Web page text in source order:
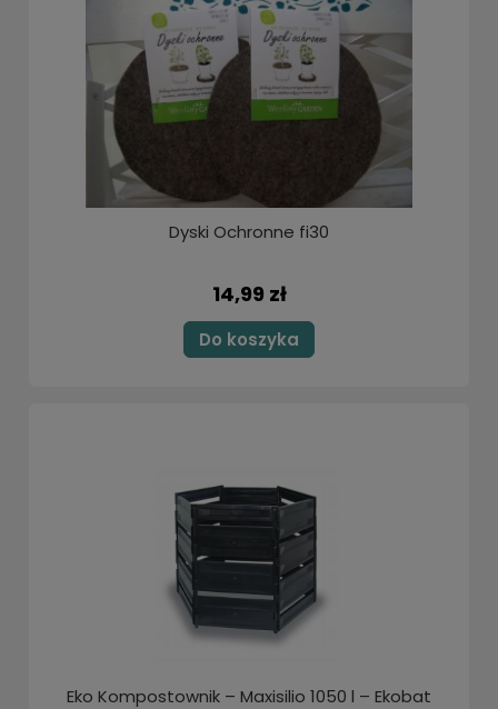
Dyski Ochronne fi30
14,99 zł
Do koszyka
Eko Kompostownik – Maxisilio 1050 l – Ekobat